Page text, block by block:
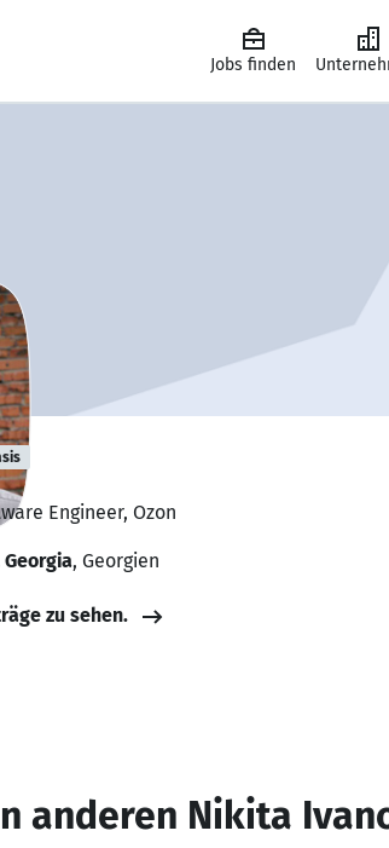
Jobs finden
Engineer, Ozon
, Georgien
zu sehen.
anderen Nikita